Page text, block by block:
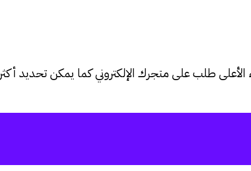
الأعلى طلب على متجرك الإلكتروني كما يمكن تحديد أكثر 5 عملاء تحقيقا للربح في متجرك.